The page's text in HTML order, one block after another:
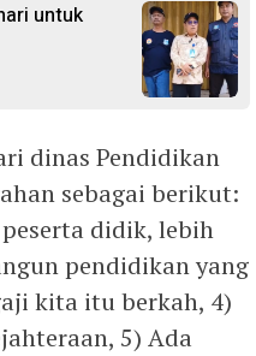
untuk
dinas Pendidikan
sebagai berikut:
didik, lebih
pendidikan yang
kita itu berkah, 4)
5) Ada